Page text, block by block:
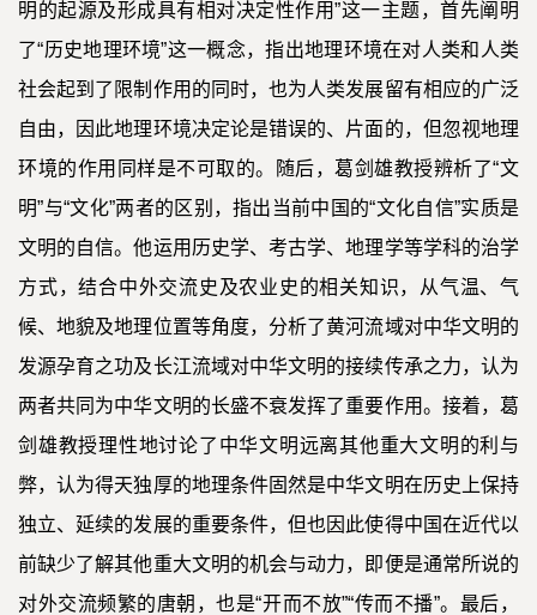
明的起源及形成具有相对决定性作用”这一主题，首先阐明
了“历史地理环境”这一概念，指出地理环境在对人类和人类
社会起到了限制作用的同时，也为人类发展留有相应的广泛
自由，因此地理环境决定论是错误的、片面的，但忽视地理
环境的作用同样是不可取的。随后，葛剑雄教授辨析了“文
明”与“文化”两者的区别，指出当前中国的“文化自信”实质是
文明的自信。他运用历史学、考古学、地理学等学科的治学
方式，结合中外交流史及农业史的相关知识，从气温、气
候、地貌及地理位置等角度，分析了黄河流域对中华文明的
发源孕育之功及长江流域对中华文明的接续传承之力，认为
两者共同为中华文明的长盛不衰发挥了重要作用。接着，葛
剑雄教授理性地讨论了中华文明远离其他重大文明的利与
弊，认为得天独厚的地理条件固然是中华文明在历史上保持
独立、延续的发展的重要条件，但也因此使得中国在近代以
前缺少了解其他重大文明的机会与动力，即便是通常所说的
对外交流频繁的唐朝，也是“开而不放”“传而不播”。最后，